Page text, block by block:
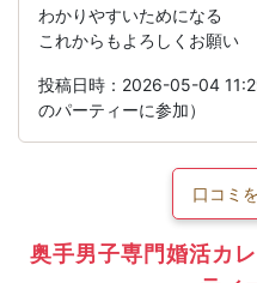
わかりやすいためになる
これからもよろしくお願い
投稿日時：2026-05-04
のパーティーに参加）
口コミ
奥手男子専門婚活カ